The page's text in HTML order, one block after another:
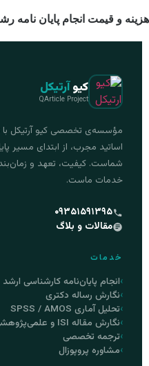
و قیمت انجام پایان نامه
کیوآرتیکل
QArticle Project
مؤسسه‌ی تخصصی کیو آرتیکل با
اساتید مجرب، از ابتدای مسیر
شماست. کیفیت، تعهد و
خدمات ماست.
۰۹۳۵۱۵۹۱۳۹۵
مقالات و بلاگ
خدمات
انجام پایان‌نامه کارشناسی ارشد
نگارش رساله دکتری
تحلیل آماری SPSS / AMOS
نگارش مقاله ISI و علمی‌پژوهشی
ترجمه تخصصی
مشاوره پروپوزال